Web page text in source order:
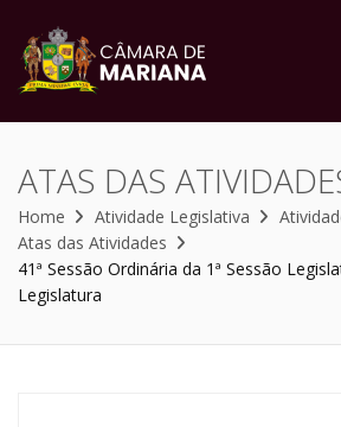
ATAS DAS
Home Atividade Legislativa
Atas das Atividades
41ª Sessão Ordinária da 1ª Sessão
Legislatura